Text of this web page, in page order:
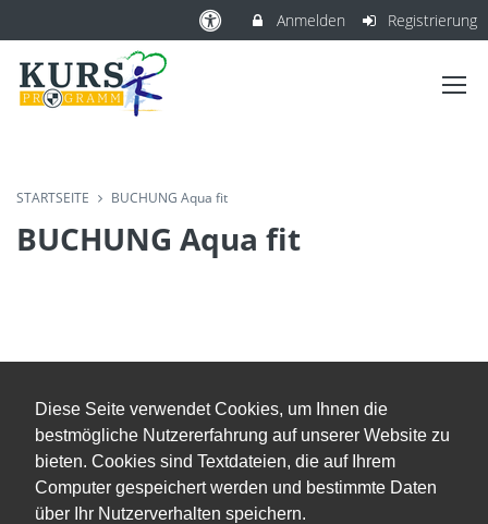
Diese Seite verwendet Cookies, um Ihnen die
bestmögliche Nutzererfahrung auf unserer Website zu
bieten. Cookies sind Textdateien, die auf Ihrem
Computer gespeichert werden und bestimmte Daten
über Ihr Nutzerverhalten speichern.
Anmelden Registrierung
STARTSEITE BUCHUNG Aqua fit
BUCHUNG Aqua fit